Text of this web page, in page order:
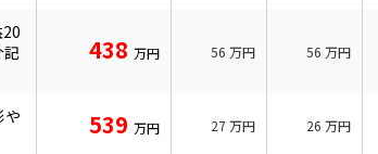
記
438 万円 56 万円 56 万円
や
539 万円 27万円 26 万円